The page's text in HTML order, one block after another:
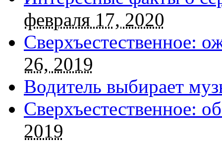
февраля 17, 2020
Сверхъестественное:
26, 2019
Водитель выбирает
Сверхъестественное:
2019